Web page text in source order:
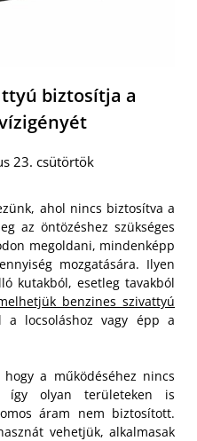
biztosítja a
23. csütörtök
ahol nincs biztosítva a
az öntözéshez szükséges
megoldani, mindenképp
mozgatására. Ilyen
kutakból, esetleg tavakból
benzines szivattyú
a locsoláshoz vagy épp a
a működéséhez nincs
így olyan területeken is
áram nem biztosított.
vehetjük, alkalmasak